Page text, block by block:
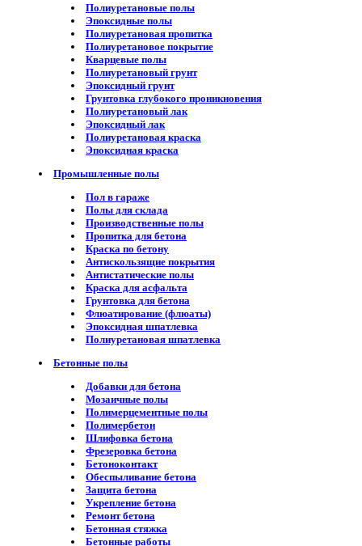
Полиуретановые полы
Эпоксидные полы
Полиуретановая пропитка
Полиуретановое покрытие
Кварцевые полы
Полиуретановый грунт
Эпоксидный грунт
Грунтовка глубокого проникновения
Полиуретановый лак
Эпоксидный лак
Полиуретановая краска
Эпоксидная краска
Промышленные полы
Пол в гараже
Полы для склада
Производственные полы
Пропитка для бетона
Краска по бетону
Антискользящие покрытия
Антистатические полы
Краска для асфальта
Грунтовка для бетона
Флюатирование (флюаты)
Эпоксидная шпатлевка
Полиуретановая шпатлевка
Бетонные полы
Добавки для бетона
Мозаичные полы
Полимерцементные полы
Полимербетон
Шлифовка бетона
Фрезеровка бетона
Бетоноконтакт
Обеспыливание бетона
Защита бетона
Укрепление бетона
Ремонт бетона
Бетонная стяжка
Бетонные работы